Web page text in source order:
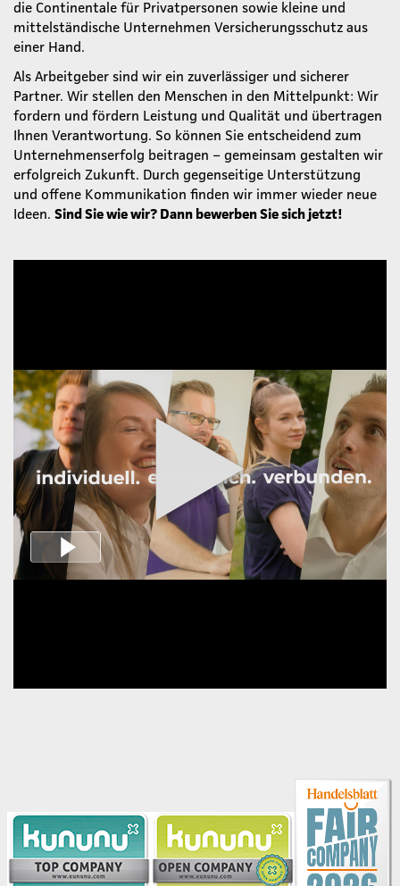
die Continentale für Privatpersonen sowie kleine und
mittelständische Unternehmen Versicherungsschutz aus
einer Hand.
Als Arbeitgeber sind wir ein zuverlässiger und sicherer
Partner. Wir stellen den Menschen in den Mittelpunkt: Wir
fordern und fördern Leistung und Qualität und übertragen
Ihnen Verantwortung. So können Sie entscheidend zum
Unternehmenserfolg beitragen – gemeinsam gestalten wir
erfolgreich Zukunft. Durch gegenseitige Unterstützung
und offene Kommunikation finden wir immer wieder neue
Ideen. Sind Sie wie wir? Dann bewerben Sie sich jetzt!